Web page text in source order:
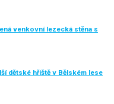
venkovní lezecká stěna s
dětské hřiště v Bělském lese